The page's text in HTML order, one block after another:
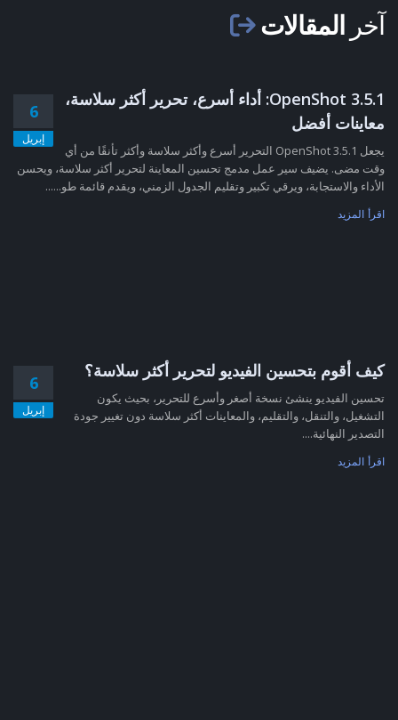
آخر المقالات
6
إبريل
OpenShot 3.5.1: أداء أسرع، تحرير أكثر سلاسة،
معاينات أفضل
يجعل OpenShot 3.5.1 التحرير أسرع وأكثر سلاسة وأكثر تأنقًا من أي
وقت مضى. يضيف سير عمل مدمج تحسين المعاينة لتحرير أكثر سلاسة، ويحسن
الأداء والاستجابة، ويرقي تكبير وتقليم الجدول الزمني، ويقدم قائمة طو......
اقرأ المزيد
6
إبريل
كيف أقوم بتحسين الفيديو لتحرير أكثر سلاسة؟
تحسين الفيديو ينشئ نسخة أصغر وأسرع للتحرير، بحيث يكون
التشغيل، والتنقل، والتقليم، والمعاينات أكثر سلاسة دون تغيير جودة
التصدير النهائية....
اقرأ المزيد